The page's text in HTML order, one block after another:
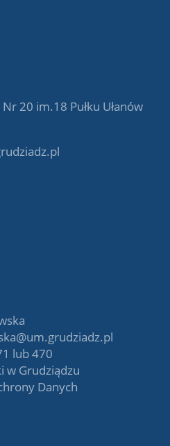
20 im.18 Pułku Ułanów
lub 470
w Grudziądzu
Danych